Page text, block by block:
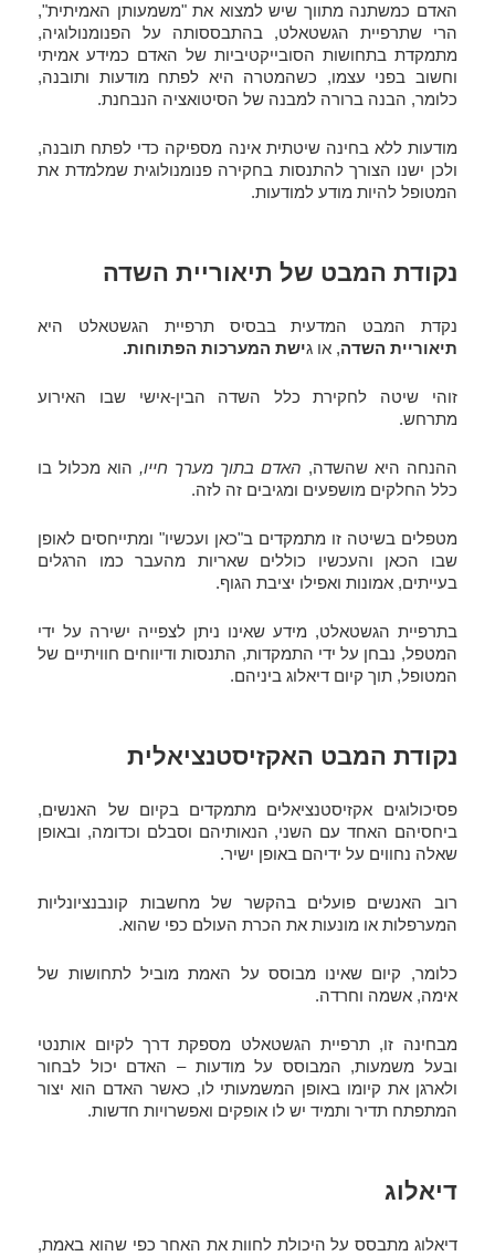
האדם כמשתנה מתווך שיש למצוא את "משמעותן האמיתית",
הרי שתרפיית הגשטאלט, בהתבססותה על הפנומנולוגיה,
מתמקדת בתחושות הסובייקטיביות של האדם כמידע אמיתי
וחשוב בפני עצמו, כשהמטרה היא לפתח מודעות ותובנה,
כלומר, הבנה ברורה למבנה של הסיטואציה הנבחנת.
מודעות ללא בחינה שיטתית אינה מספיקה כדי לפתח תובנה,
ולכן ישנו הצורך להתנסות בחקירה פנומנולוגית שמלמדת את
המטופל להיות מודע למודעות.
נקודת המבט של תיאוריית השדה
נקדת המבט המדעית בבסיס תרפיית הגשטאלט היא
תיאוריית השדה, או גישת המערכות הפתוחות.
זוהי שיטה לחקירת כלל השדה הבין-אישי שבו האירוע
מתרחש.
ההנחה היא שהשדה, האדם בתוך מערך חייו, הוא מכלול בו
כלל החלקים מושפעים ומגיבים זה לזה.
מטפלים בשיטה זו מתמקדים ב"כאן ועכשיו" ומתייחסים לאופן
שבו הכאן והעכשיו כוללים שאריות מהעבר כמו הרגלים
בעייתים, אמונות ואפילו יציבת הגוף.
בתרפיית הגשטאלט, מידע שאינו ניתן לצפייה ישירה על ידי
המטפל, נבחן על ידי התמקדות, התנסות ודיווחים חוויתיים של
המטופל, תוך קיום דיאלוג ביניהם.
נקודת המבט האקזיסטנציאלית
פסיכולוגים אקזיסטנציאלים מתמקדים בקיום של האנשים,
ביחסיהם האחד עם השני, הנאותיהם וסבלם וכדומה, ובאופן
שאלה נחווים על ידיהם באופן ישיר.
רוב האנשים פועלים בהקשר של מחשבות קונבנציונליות
המערפלות או מונעות את הכרת העולם כפי שהוא.
כלומר, קיום שאינו מבוסס על האמת מוביל לתחושות של
אימה, אשמה וחרדה.
מבחינה זו, תרפיית הגשטאלט מספקת דרך לקיום אותנטי
ובעל משמעות, המבוסס על מודעות – האדם יכול לבחור
ולארגן את קיומו באופן המשמעותי לו, כאשר האדם הוא יצור
המתפתח תדיר ותמיד יש לו אופקים ואפשרויות חדשות.
דיאלוג
דיאלוג מתבסס על היכולת לחוות את האחר כפי שהוא באמת,